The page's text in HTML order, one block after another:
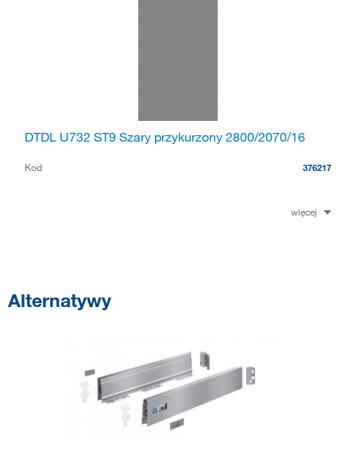
DTDL U732 ST9 Szary przykurzony 2800/2070/16
Kod 376217
więcej
Alternatywy